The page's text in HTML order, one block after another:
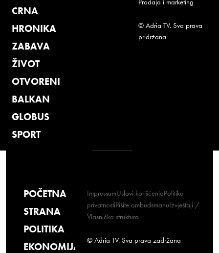
CRNA
HRONIKA
ZABAVA
ŽIVOT
OTVORENI
BALKAN
GLOBUS
SPORT
Prodaja i marketing
© Adria TV. Sva prava
pridržana
POČETNA
STRANA
POLITIKA
EKONOMIJA
ImpressumUslovi korišćenjaPolitika
privatnostiPišite ombudsmanuIzvještaji /
Vlasnička struktura
© Adria TV. Sva prava zadržana